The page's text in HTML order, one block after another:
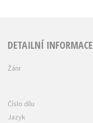
DETAILNÍ INFORMACE
Žánr
Číslo dílu
Jazyk